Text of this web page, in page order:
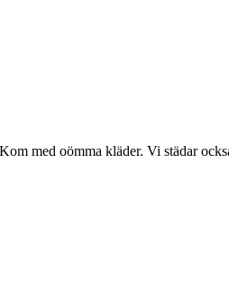
med oömma kläder. Vi städar